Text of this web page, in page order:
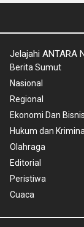
Jelajahi ANTARA
Berita Sumut
Nasional
Regional
Ekonomi Dan Bisnis
Hukum dan
Olahraga
Editorial
Peristiwa
Cuaca